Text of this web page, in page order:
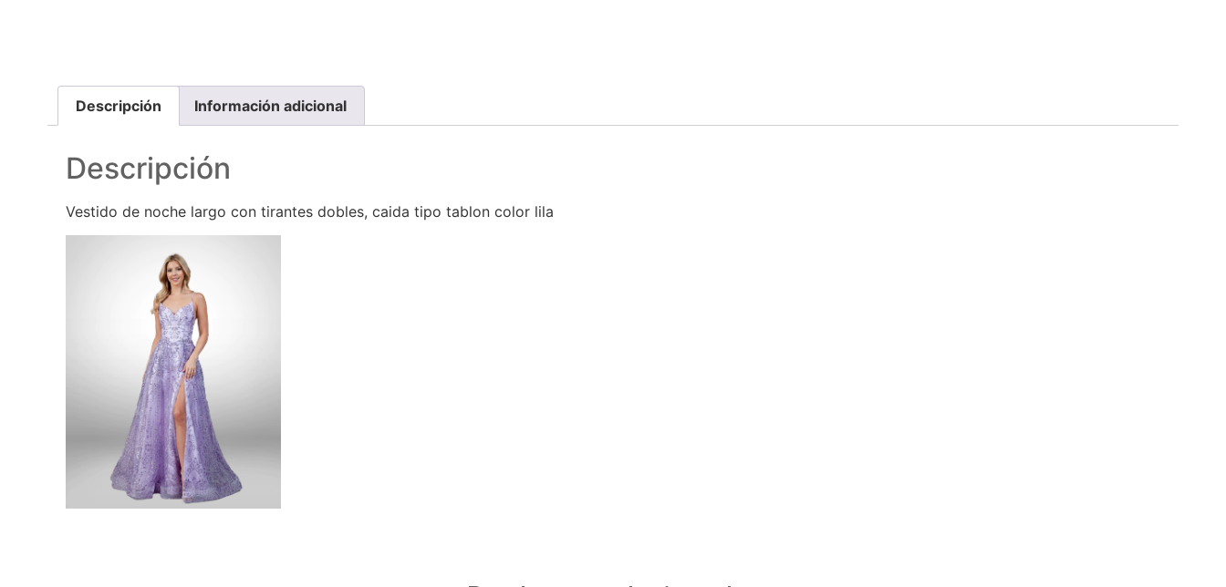
Descripción Información adicional
Descripción
Vestido de noche largo con tirantes dobles, caida tipo tablon color lila